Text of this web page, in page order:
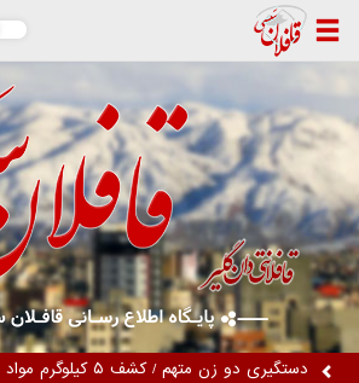
دستگیری دو زن متهم / کشف ۵ کیلوگرم مواد مخدر از نوع تریاک